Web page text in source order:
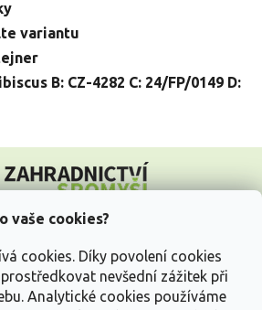
vaše cookies?
cookies. Díky povolení cookies
nevšední zážitek při
Analytické cookies používáme
variantu
B: CZ-4282 C: 24/FP/0149 D: